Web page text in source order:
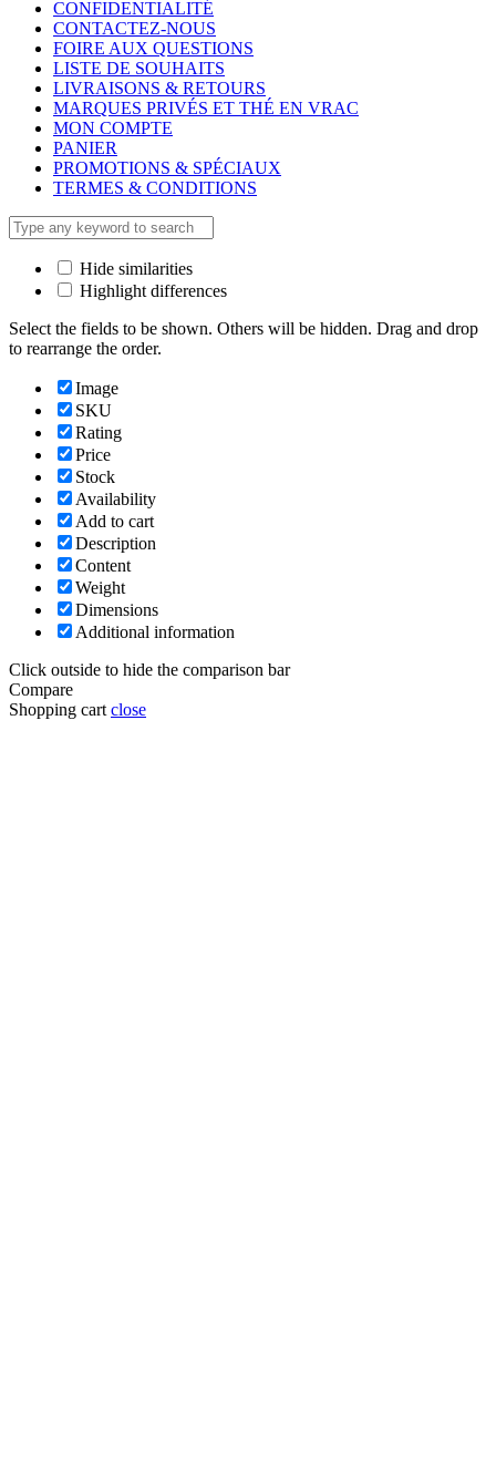
CONFIDENTIALITÉ
CONTACTEZ-NOUS
FOIRE AUX QUESTIONS
LISTE DE SOUHAITS
LIVRAISONS & RETOURS
MARQUES PRIVÉS ET THÉ EN VRAC
MON COMPTE
PANIER
PROMOTIONS & SPÉCIAUX
TERMES & CONDITIONS
Hide similarities
Highlight differences
Select the fields to be shown. Others will be hidden. Drag and drop
to rearrange the order.
Image
SKU
Rating
Price
Stock
Availability
Add to cart
Description
Content
Weight
Dimensions
Additional information
Click outside to hide the comparison bar
Compare
Shopping cart close